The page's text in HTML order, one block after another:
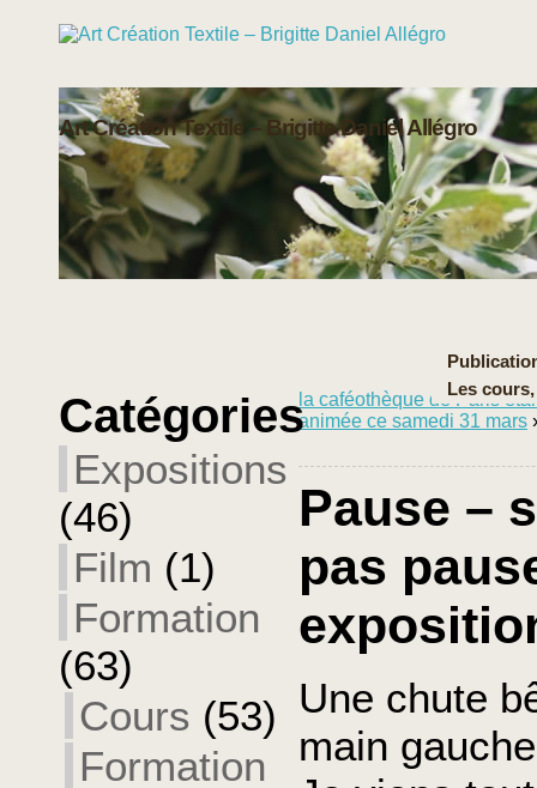
Art Création Textile – Brigitte Daniel Allégro
Les
Catégories
Expositions
(46)
Film (1)
Formation
(63)
Cours (53)
Formation
la caféothèque de Paris
animée ce samedi 31 mars
Pause –
pas
Une chute
main